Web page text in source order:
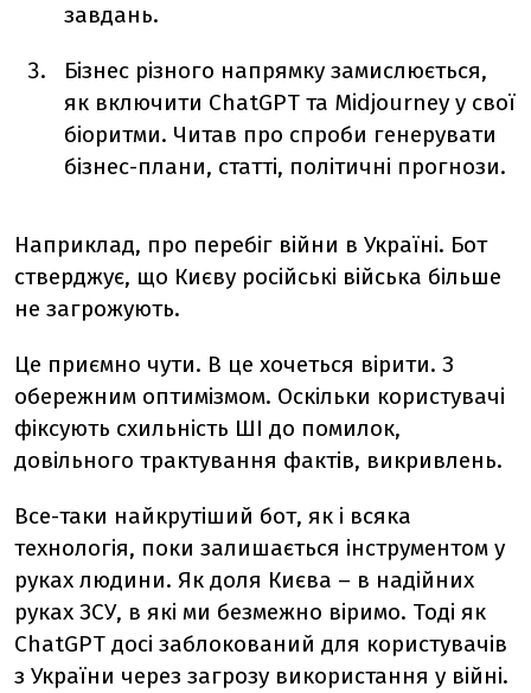
завдань.
Бізнес різного напрямку замислюється,
як включити ChatGPT та Midjourney у свої
біоритми. Читав про спроби генерувати
бізнес-плани, статті, політичні прогнози.
Наприклад, про перебіг війни в Україні. Бот
стверджує, що Києву російські війська більше
не загрожують.
Це приємно чути. В це хочеться вірити. З
обережним оптимізмом. Оскільки користувачі
фіксують схильність ШІ до помилок,
довільного трактування фактів, викривлень.
Все-таки найкрутіший бот, як і всяка
технологія, поки залишається інструментом у
руках людини. Як доля Києва – в надійних
руках ЗСУ, в які ми безмежно віримо. Тоді як
ChatGPT досі заблокований для користувачів
з України через загрозу використання у війні.